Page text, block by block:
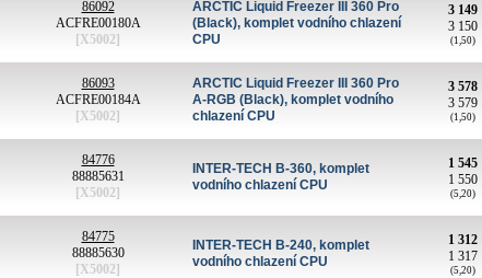
86092
ACFRE00180A
[X5002]
ARCTIC Liquid Freezer III 360 Pro
(Black), komplet vodního chlazení
CPU
3 149
3 150
(1,50)
86093
ACFRE00184A
[X5002]
ARCTIC Liquid Freezer III 360 Pro
A-RGB (Black), komplet vodního
chlazení CPU
3 578
3 579
(1,50)
84776
88885631
[X5002]
INTER-TECH B-360, komplet
vodního chlazení CPU
1 545
1 550
(5,20)
84775
88885630
[X5002]
INTER-TECH B-240, komplet
vodního chlazení CPU
1 312
1 317
(5,20)